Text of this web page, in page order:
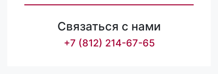
Связаться с нами
+7 (812) 214-67-65